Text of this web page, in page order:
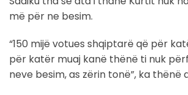
më për ne besim.
“150 mijë votues shqiptarë që për
për katër muaj kanë thënë ti nuk
neve besim, as zërin tonë”, ka thënë